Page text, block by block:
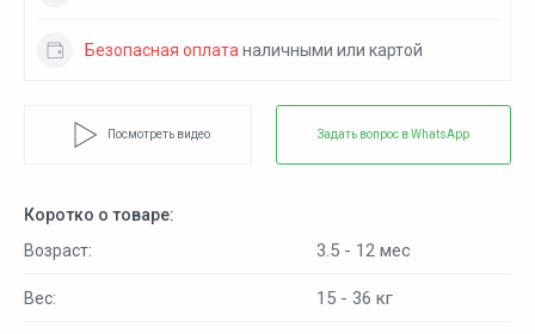
Безопасная оплата наличными или картой
Посмотреть видео Задать вопрос в WhatsApp
Коротко о товаре:
Возраст:
3.5 - 12 мес
Вес: 15 - 36 кг